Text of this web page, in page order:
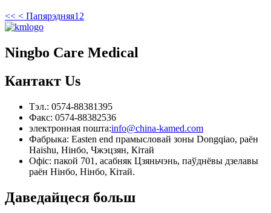
<< < Папярэдняя1 2
Ningbo Care Medical
Кантакт Us
Тэл.: 0574-88381395
Факс: 0574-88382536
электронная пошта:info@china-kamed.com
Фабрыка: Easten end прамысловай зоны Dongqiao, раён
Haishu, Нінбо, Чжэцзян, Кітай
Офіс: пакой 701, асабняк Цзяньчэнь, паўднёвы дзелавы
раён Нінбо, Нінбо, Кітай.
Даведайцеся больш